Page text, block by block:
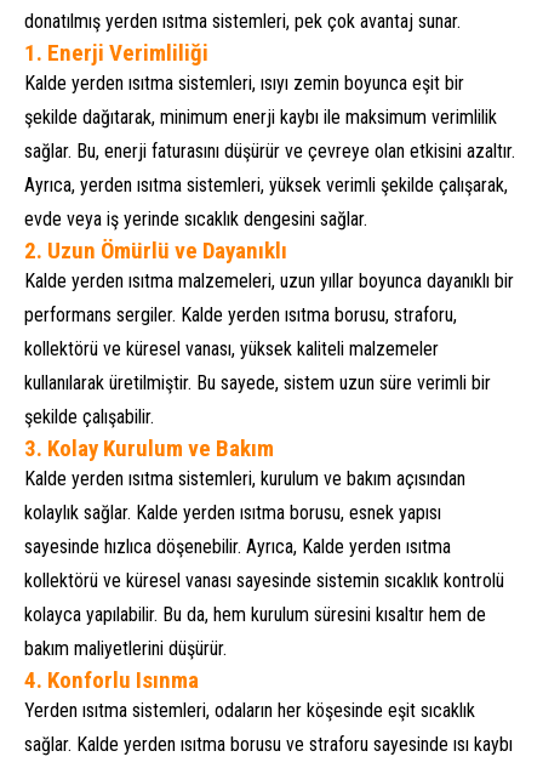
donatılmış yerden ısıtma sistemleri, pek çok avantaj sunar.
1. Enerji Verimliliği
Kalde yerden ısıtma sistemleri, ısıyı zemin boyunca eşit bir
şekilde dağıtarak, minimum enerji kaybı ile maksimum verimlilik
sağlar. Bu, enerji faturasını düşürür ve çevreye olan etkisini azaltır.
Ayrıca, yerden ısıtma sistemleri, yüksek verimli şekilde çalışarak,
evde veya iş yerinde sıcaklık dengesini sağlar.
2. Uzun Ömürlü ve Dayanıklı
Kalde yerden ısıtma malzemeleri, uzun yıllar boyunca dayanıklı bir
performans sergiler. Kalde yerden ısıtma borusu, straforu,
kollektörü ve küresel vanası, yüksek kaliteli malzemeler
kullanılarak üretilmiştir. Bu sayede, sistem uzun süre verimli bir
şekilde çalışabilir.
3. Kolay Kurulum ve Bakım
Kalde yerden ısıtma sistemleri, kurulum ve bakım açısından
kolaylık sağlar. Kalde yerden ısıtma borusu, esnek yapısı
sayesinde hızlıca döşenebilir. Ayrıca, Kalde yerden ısıtma
kollektörü ve küresel vanası sayesinde sistemin sıcaklık kontrolü
kolayca yapılabilir. Bu da, hem kurulum süresini kısaltır hem de
bakım maliyetlerini düşürür.
4. Konforlu Isınma
Yerden ısıtma sistemleri, odaların her köşesinde eşit sıcaklık
sağlar. Kalde yerden ısıtma borusu ve straforu sayesinde ısı kaybı